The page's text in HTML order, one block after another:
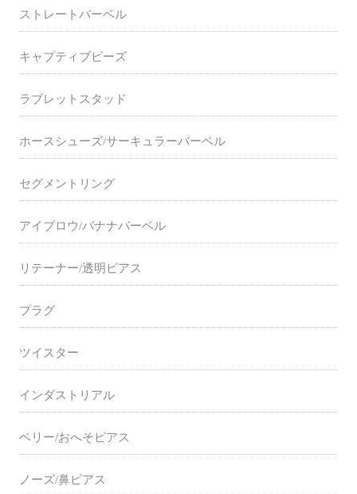
ストレートバーベル
キャプティブビーズ
ラブレットスタッド
ホースシューズ/サーキュラーバーベル
セグメントリング
アイブロウ/バナナバーベル
リテーナー/透明ピアス
プラグ
ツイスター
インダストリアル
ベリー/おへそピアス
ノーズ/鼻ピアス